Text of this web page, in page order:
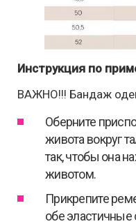
Инструкция по
ВАЖНО!!! Бандаж
Оберните
живота вокруг
так, чтобы она
животом.
Прикрепите
обе